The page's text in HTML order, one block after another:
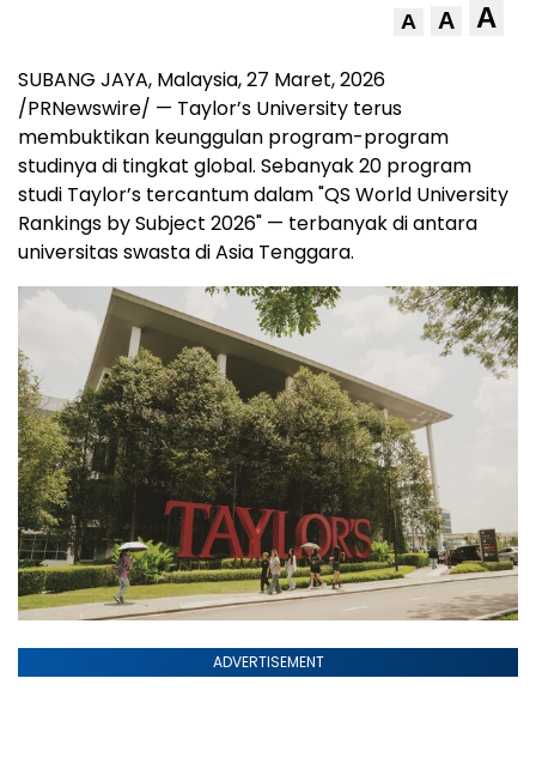
A A A
SUBANG JAYA, Malaysia,27 Maret, 2026
/PRNewswire/ — Taylor’s University terus
membuktikan keunggulan program-program
studinya di tingkat global. Sebanyak 20 program
studi Taylor’s tercantum dalam "QS World University
Rankings by Subject 2026" — terbanyak di antara
universitas swasta di Asia Tenggara.
ADVERTISEMENT